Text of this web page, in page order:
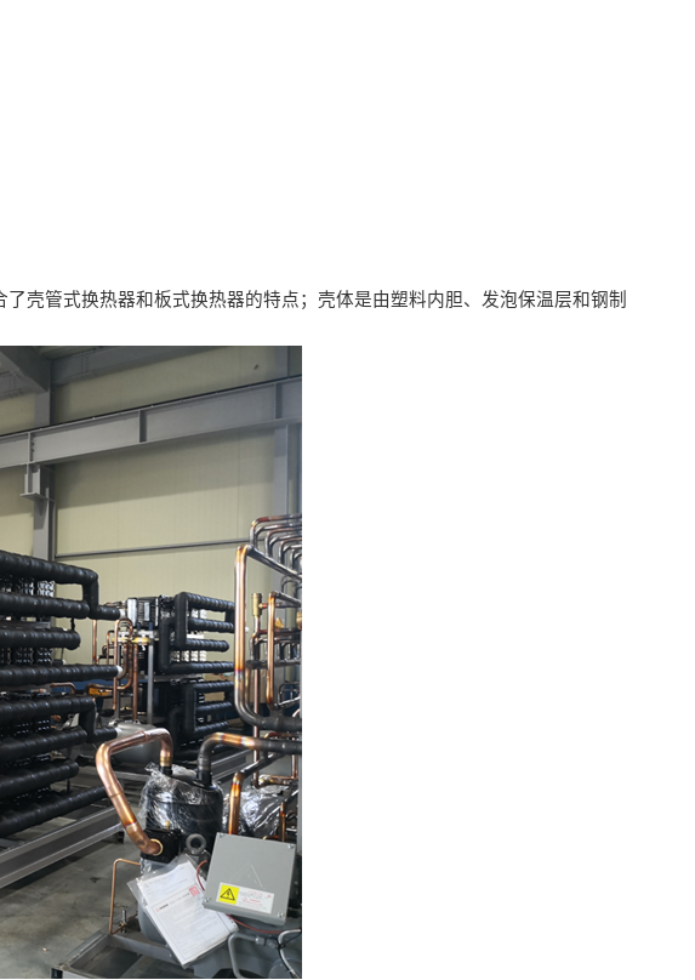
壳管式换热器和板式换热器的特点；壳体是由塑料内胆、发泡保温层和钢制